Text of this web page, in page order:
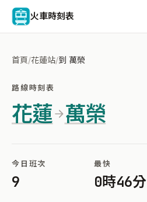
火車時刻表
首頁/花蓮站/到 萬榮
路線時刻表
花蓮 萬榮
今日班次
9
最快
0時46分